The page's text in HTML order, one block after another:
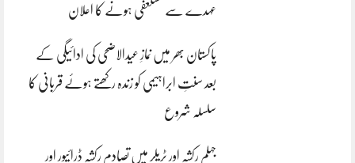
عہدے سے مستعفی ہونے کا اعلان
پاکستان بھر میں نمازِ عیدالاضحی کی ادائیگی کے
بعد سنتِ ابراہیمی کو زندہ رکھتے ہوئے قربانی کا
سلسلہ شروع
جہلم رکشہ اور ٹریلر میں تصادم رکشہ ڈرائیور اور